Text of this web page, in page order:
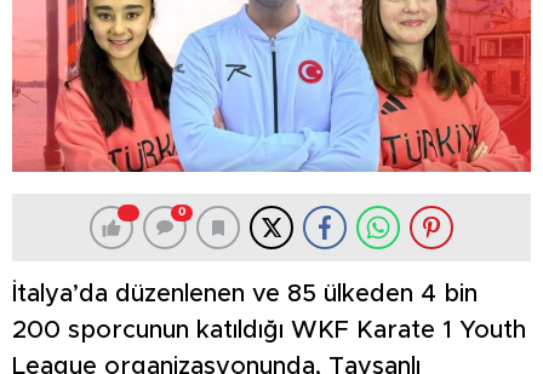
0
İtalya’da düzenlenen ve 85 ülkeden 4 bin
200 sporcunun katıldığı WKF Karate 1 Youth
League organizasyonunda, Tavşanlı